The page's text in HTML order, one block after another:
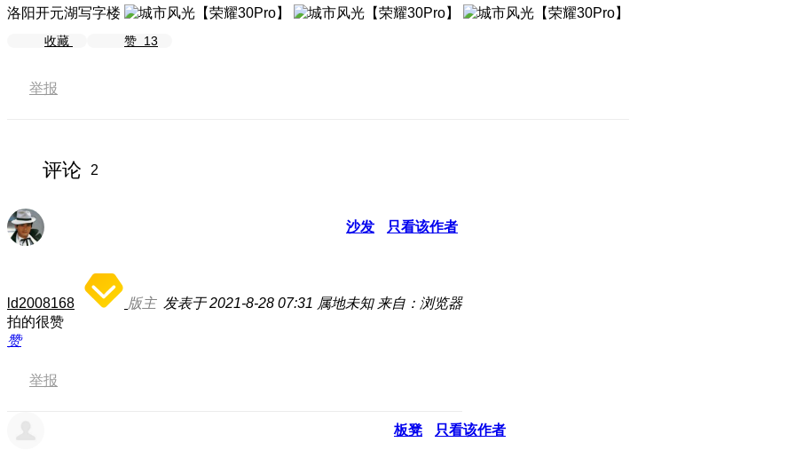
洛阳开元湖写字楼
收藏 赞 13
举报
评论 2
沙发 只看该作者
ld2008168 版主 发表于 2021-8-28 07:31 属地未知 来自：浏览器
拍的很赞
赞
举报
板凳 只看该作者